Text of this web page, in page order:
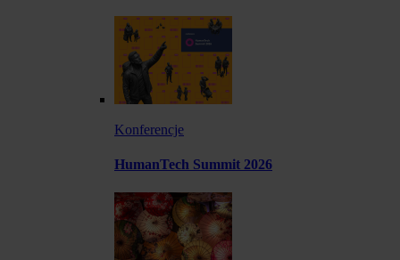
Konferencje
HumanTech Summit 2026